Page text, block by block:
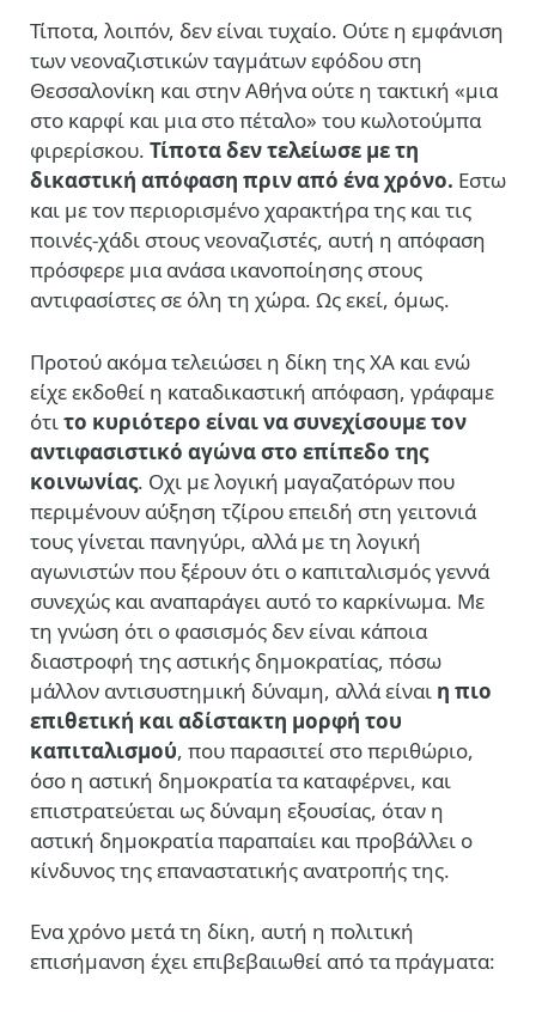
Τίποτα, λοιπόν, δεν είναι τυχαίο. Ούτε η εμφάνιση
των νεοναζιστικών ταγμάτων εφόδου στη
Θεσσαλονίκη και στην Αθήνα ούτε η τακτική «μια
στο καρφί και μια στο πέταλο» του κωλοτούμπα
φιρερίσκου. Τίποτα δεν τελείωσε με τη
δικαστική απόφαση πριν από ένα χρόνο. Εστω
και με τον περιορισμένο χαρακτήρα της και τις
ποινές-χάδι στους νεοναζιστές, αυτή η απόφαση
πρόσφερε μια ανάσα ικανοποίησης στους
αντιφασίστες σε όλη τη χώρα. Ως εκεί, όμως.
Προτού ακόμα τελειώσει η δίκη της ΧΑ και ενώ
είχε εκδοθεί η καταδικαστική απόφαση, γράφαμε
ότιτο κυριότερο είναι να συνεχίσουμε τον
αντιφασιστικό αγώνα στο επίπεδο της
κοινωνίας. Οχι με λογική μαγαζατόρων που
περιμένουν αύξηση τζίρου επειδή στη γειτονιά
τους γίνεται πανηγύρι, αλλά με τη λογική
αγωνιστών που ξέρουν ότι ο καπιταλισμός γεννά
συνεχώς και αναπαράγει αυτό το καρκίνωμα. Με
τη γνώση ότι ο φασισμός δεν είναι κάποια
διαστροφή της αστικής δημοκρατίας, πόσω
μάλλον αντισυστημική δύναμη, αλλά είναι η πιο
επιθετική και αδίστακτη μορφή του
καπιταλισμού, που παρασιτεί στο περιθώριο,
όσο η αστική δημοκρατία τα καταφέρνει, και
επιστρατεύεται ως δύναμη εξουσίας, όταν η
αστική δημοκρατία παραπαίει και προβάλλει ο
κίνδυνος της επαναστατικής ανατροπής της.
Ενα χρόνο μετά τη δίκη, αυτή η πολιτική
επισήμανση έχει επιβεβαιωθεί από τα πράγματα: